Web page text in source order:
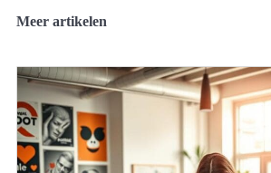
Meer artikelen